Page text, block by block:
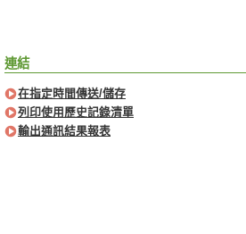
連結
在指定時間傳送/儲存
列印使用歷史記錄清單
輸出通訊結果報表